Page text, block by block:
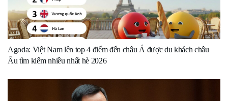
Agoda: Việt Nam lên top 4 điểm đến châu Á được du khách châu
Âu tìm kiếm nhiều nhất hè 2026